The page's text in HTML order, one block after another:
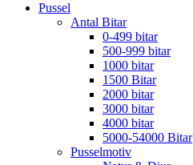
Pussel
Antal Bitar
0-499 bitar
500-999 bitar
1000 bitar
1500 Bitar
2000 bitar
3000 bitar
4000 bitar
5000-54000 Bitar
Pusselmotiv